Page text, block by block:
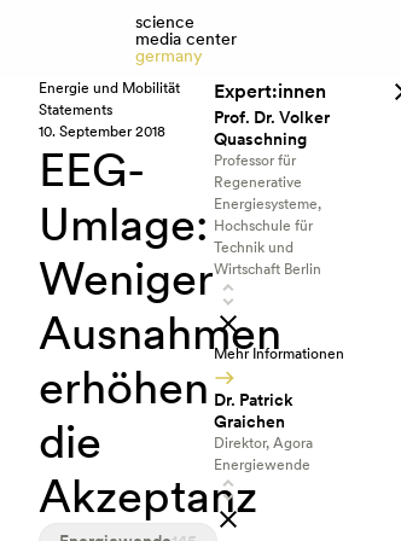
science
media center
germany
Energie und Mobilität
Statements
10. September 2018
EEG-
Umlage:
Weniger
Ausnahmen
erhöhen
die
Akzeptanz
Expert:innen
Prof. Dr. Volker
Quaschning
Professor für
Regenerative
Energiesysteme,
Hochschule für
Technik und
Wirtschaft Berlin
Mehr Informationen
Dr. Patrick
Graichen
Direktor, Agora
Energiewende